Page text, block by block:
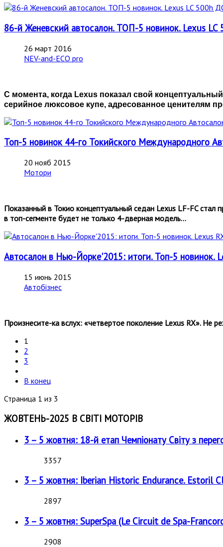
86-й Женевский автосалон. ТОП-5 новинок. Lexus
26 март 2016
NEV-and-ECO pro
С момента, когда Lexus показал свой
серийное люксовое купе, адресованное ценителям
Топ-5 новинок 44-го Токийского Международного
20 нояб 2015
Мотори
Показанный в Токио концептуальный седан Lexus LF-FC
в топ-сегменте будет не только 4-дверная модель…
Автосалон в Нью-Йорке'2015: итоги. Топ-5 новинок.
15 июнь 2015
Автобізнес
Произнесите-ка вслух: «четвертое поколение Lexus RX». Не
1
2
3
В конец
Страница 1 из 3
ЖОВТЕНЬ-2025 В СВІТІ МОТОРІВ
3 – 5 жовтня: 18-й етап Чемпіонату Світу з
3357
3 – 5 жовтня: Iberian Historic Endurance. Estoril
2897
3 – 5 жовтня: SuperSpa (Le Circuit de Spa-
2908